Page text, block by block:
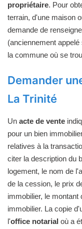
propriétaire. Pour
terrain, d'une maison
demande de
(anciennement
la commune où se
Demander
La Trinité
Un acte de vente
pour un bien
relatives à la
citer la description du
logement, le nom de
de la cession, le prix
immobilier, le
immobilier. La copie
l'office notarial où a